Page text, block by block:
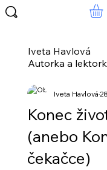
Iveta Havlová
Autorka a
Konec
(anebo
čekačce)
Iveta Havlová